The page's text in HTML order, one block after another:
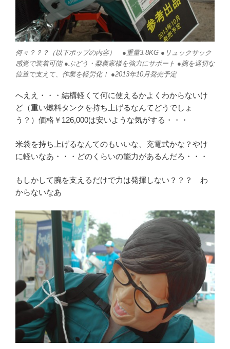
何々？？？（以下ポップの内容） ●重量3.8KG ●リュックサック
感覚で装着可能 ●ぶどう・梨農家様を強力にサポート ●腕を適切な
位置で支えて、作業を軽労化！ ●2013年10月発売予定
へええ・・・結構軽くて何に使えるかよくわからないけ
ど（重い燃料タンクを持ち上げるなんてどうでしょ
う？）価格￥126,000は安いような気がする・・・
米袋を持ち上げるなんてのもいいな、充電式かな？やけ
に軽いなあ・・・どのくらいの能力があるんだろ・・・
もしかして腕を支えるだけで力は発揮しない？？？ わ
からないなあ